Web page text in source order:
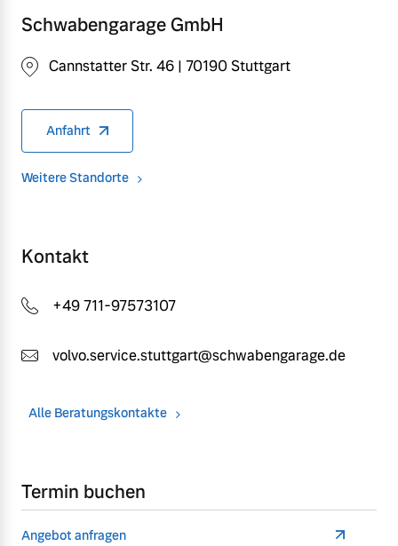
Schwabengarage GmbH
Cannstatter Str. 46 | 70190 Stuttgart
Anfahrt
Weitere Standorte
Kontakt
+49 711-97573107
volvo.service.stuttgart@schwabengarage.de
Alle Beratungskontakte
Termin buchen
Angebot anfragen